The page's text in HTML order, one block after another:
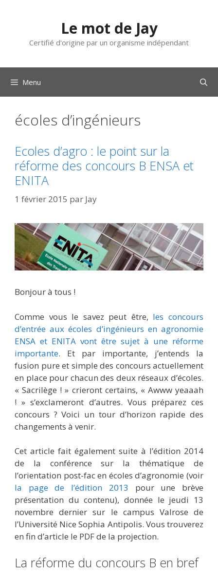
Le mot de Jay
Certifié d'origine par un organisme indépendant
Menu
écoles d’ingénieurs
Ecoles d’agro : le point sur la
réforme des concours B ENSA et
ENITA
1 février 2015 par Jay
Bonjour à tous !
Comme vous le savez peut être, les concours
d’entrée aux écoles d’ingénieurs en agronomie
ENSA et ENITA vont être sujet à une réforme
importante. Et par importante, j’entends la
fusion pure et simple des concours actuellement
en place pour chacun des deux réseaux d’écoles.
« Sacrilège ! » crieront certains, « Awww yeaaah
! » s’exclameront d’autres. Vous préparez ces
concours ? Voici un tour d’horizon rapide des
changements à venir.
Cet article fait également suite à l’édition 2014
de la conférence sur la thématique de
l’orientation post-fac en écoles d’agronomie (voir
la page de l’édition 2013 pour une brève
présentation du contenu), donnée le jeudi 13
novembre dernier sur le campus Valrose de
l’Université Nice Sophia Antipolis. Vous trouverez
en fin d’article le PDF de la projection.
La réforme du concours B en bref